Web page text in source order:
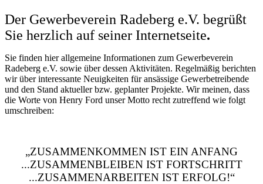
Der Gewerbeverein Radeberg e.V. begrüßt
Sie herzlich auf seiner Internetseite.
Sie finden hier allgemeine Informationen zum Gewerbeverein
Radeberg e.V. sowie über dessen Aktivitäten. Regelmäßig berichten
wir über interessante Neuigkeiten für ansässige Gewerbetreibende
und den Stand aktueller bzw. geplanter Projekte. Wir meinen, dass
die Worte von Henry Ford unser Motto recht zutreffend wie folgt
umschreiben:
„ZUSAMMENKOMMEN IST EIN ANFANG
...ZUSAMMENBLEIBEN IST FORTSCHRITT
...ZUSAMMENARBEITEN IST ERFOLG!“